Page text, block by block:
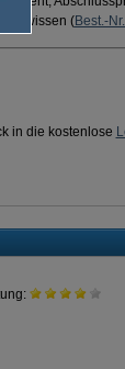
(Best.-
in die kostenlose